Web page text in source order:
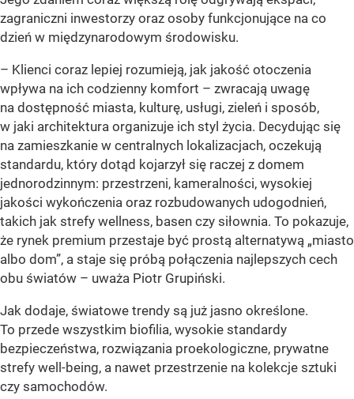
zagraniczni inwestorzy oraz osoby funkcjonujące na co
dzień w międzynarodowym środowisku.
– Klienci coraz lepiej rozumieją, jak jakość otoczenia
wpływa na ich codzienny komfort – zwracają uwagę
na dostępność miasta, kulturę, usługi, zieleń i sposób,
w jaki architektura organizuje ich styl życia. Decydując się
na zamieszkanie w centralnych lokalizacjach, oczekują
standardu, który dotąd kojarzył się raczej z domem
jednorodzinnym: przestrzeni, kameralności, wysokiej
jakości wykończenia oraz rozbudowanych udogodnień,
takich jak strefy wellness, basen czy siłownia. To pokazuje,
że rynek premium przestaje być prostą alternatywą „miasto
albo dom”, a staje się próbą połączenia najlepszych cech
obu światów – uważa Piotr Grupiński.
Jak dodaje, światowe trendy są już jasno określone.
To przede wszystkim biofilia, wysokie standardy
bezpieczeństwa, rozwiązania proekologiczne, prywatne
strefy well-being, a nawet przestrzenie na kolekcje sztuki
czy samochodów.